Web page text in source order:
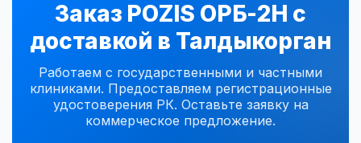
Заказ POZIS ОРБ-2Н с
доставкой в Талдыкорган
Работаем с государственными и частными
клиниками. Предоставляем регистрационные
удостоверения РК. Оставьте заявку на
коммерческое предложение.